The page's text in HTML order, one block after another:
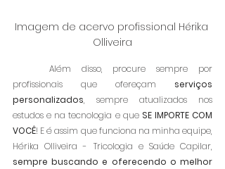
Imagem de acervo profissional Hérika
Olliveira
profissionais que ofereçam serviços
personalizados, sempre atualizados nos
estudos e na tecnologia e que SE IMPORTE COM
VOCÊ! E é assim que funciona na minha equipe,
sempre buscando e oferecendo o melhor